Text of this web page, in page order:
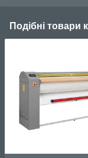
Подібні товари